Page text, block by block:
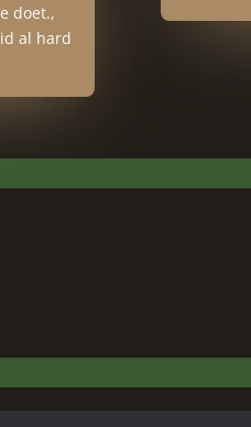
doet.,
al hard